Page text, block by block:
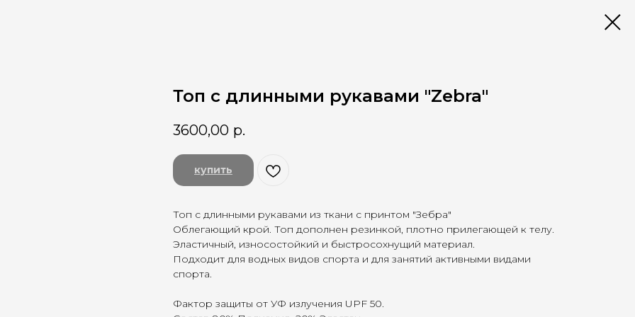
Топ с длинными рукавами "Zebra"
3600,00 р.
купить
Топ с длинными рукавами из ткани с принтом "Зебра"
Облегающий крой. Топ дополнен резинкой, плотно прилегающей к телу.
Эластичный, износостойкий и быстросохнущий материал.
Подходит для водных видов спорта и для занятий активными видами
спорта.
Фактор защиты от УФ излучения UPF 50.